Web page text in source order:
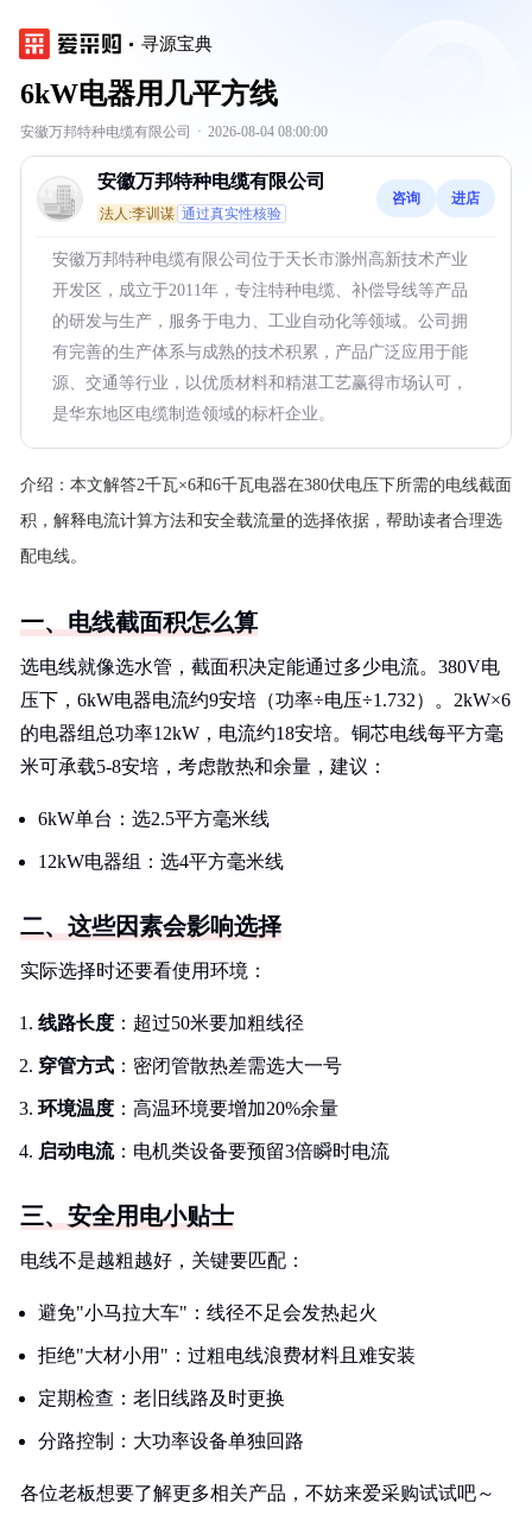
寻源宝典
6kW电器用几平方线
安徽万邦特种电缆有限公司 · 2026-08-04 08:00:00
安徽万邦特种电缆有限公司
法人:李训谋 通过真实性核验
咨询 进店
安徽万邦特种电缆有限公司位于天长市滁州高新技术产业
开发区，成立于2011年，专注特种电缆、补偿导线等产品
的研发与生产，服务于电力、工业自动化等领域。公司拥
有完善的生产体系与成熟的技术积累，产品广泛应用于能
源、交通等行业，以优质材料和精湛工艺赢得市场认可，
是华东地区电缆制造领域的标杆企业。
介绍： 本文解答2千瓦×6和6千瓦电器在380伏电压下所需的电线截面
积，解释电流计算方法和安全载流量的选择依据，帮助读者合理选
配电线。
一、电线截面积怎么算
选电线就像选水管，截面积决定能通过多少电流。380V电
压下，6kW电器电流约9安培（功率÷电压÷1.732）。2kW×6
的电器组总功率12kW，电流约18安培。铜芯电线每平方毫
米可承载5-8安培，考虑散热和余量，建议：
6kW单台：选2.5平方毫米线
12kW电器组：选4平方毫米线
二、这些因素会影响选择
实际选择时还要看使用环境：
线路长度 ：超过50米要加粗线径
穿管方式 ：密闭管散热差需选大一号
环境温度 ：高温环境要增加20%余量
启动电流：电机类设备要预留3倍瞬时电流
三、安全用电小贴士
电线不是越粗越好，关键要匹配：
避免"小马拉大车"：线径不足会发热起火
拒绝"大材小用"：过粗电线浪费材料且难安装
定期检查：老旧线路及时更换
分路控制：大功率设备单独回路
各位老板想要了解更多相关产品，不妨来爱采购试试吧～